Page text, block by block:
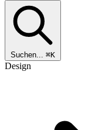
Suchen... ⌘K
Design